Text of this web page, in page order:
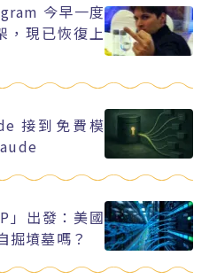
今早一度
，現已恢復上
接到免費模
」出發：美國
掘墳墓嗎？